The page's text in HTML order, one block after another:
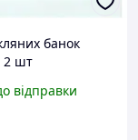
банок
2 шт
відправки